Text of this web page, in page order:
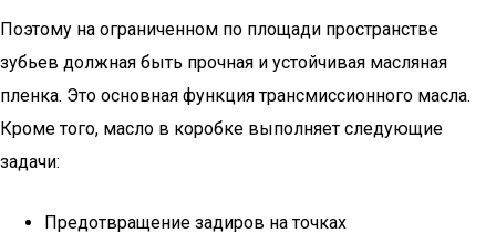
Поэтому на ограниченном по площади пространстве
зубьев должная быть прочная и устойчивая масляная
пленка. Это основная функция трансмиссионного масла.
Кроме того, масло в коробке выполняет следующие
задачи:
Предотвращение задиров на точках